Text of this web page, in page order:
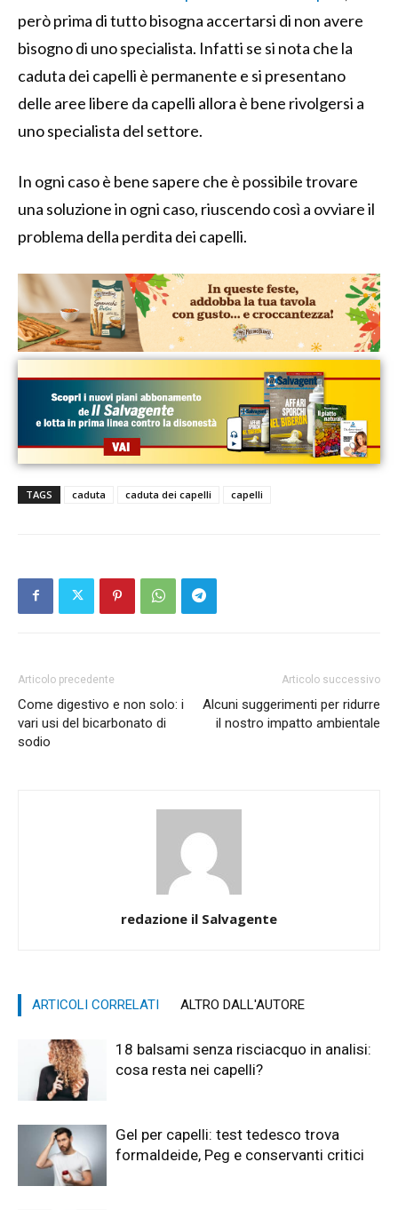
però prima di tutto bisogna accertarsi di non avere
bisogno di uno specialista. Infatti se si nota che la
caduta dei capelli è permanente e si presentano
delle aree libere da capelli allora è bene rivolgersi a
uno specialista del settore.
In ogni caso è bene sapere che è possibile trovare
una soluzione in ogni caso, riuscendo così a ovviare il
problema della perdita dei capelli.
TAGS caduta caduta dei capelli capelli
Articolo precedente
Come digestivo e non solo: i
vari usi del bicarbonato di
sodio
Articolo successivo
Alcuni suggerimenti per ridurre
il nostro impatto ambientale
redazione il Salvagente
ARTICOLI CORRELATI ALTRO DALL'AUTORE
18 balsami senza risciacquo in analisi:
cosa resta nei capelli?
Gel per capelli: test tedesco trova
formaldeide, Peg e conservanti critici